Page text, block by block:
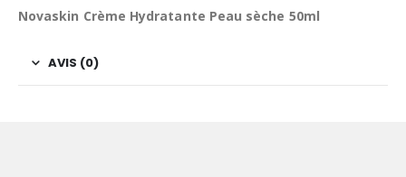
Novaskin Crème Hydratante Peau sèche 50ml
AVIS (0)